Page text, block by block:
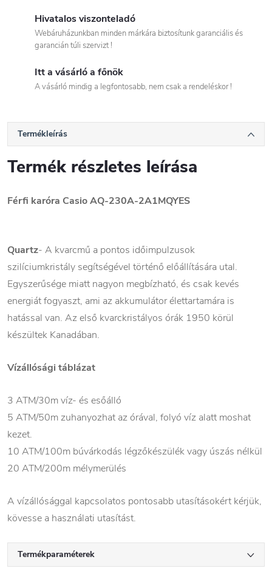
Hivatalos viszonteladó
Webáruházunkban minden márkára biztosítunk garanciális és
garancián túli szervizt !
Itt a vásárló a főnök
A vásárló mindig a legfontosabb, nem csak a rendeléskor !
Termékleírás
Termék részletes leírása
Férfi karóra CasioAQ-230A-2A1MQYES
Quartz- A kvarcmű a pontos időimpulzusok
szilíciumkristály segítségével történő előállítására utal.
Egyszerűsége miatt nagyon megbízható, és csak kevés
energiát fogyaszt, ami az akkumulátor élettartamára is
hatással van. Az első kvarckristályos órák 1950 körül
készültek Kanadában.
Vízállósági táblázat
3 ATM/30m víz- és esőálló
5 ATM/50m zuhanyozhat az órával, folyó víz alatt moshat
kezet.
10 ATM/100m búvárkodás légzőkészülék vagy úszás nélkül
20 ATM/200m mélymerülés
A vízállósággal kapcsolatos pontosabb utasításokért kérjük,
kövesse a használati utasítást.
Termékparaméterek